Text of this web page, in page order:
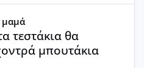
μαμά
τεστάκια θα
μπουτάκια